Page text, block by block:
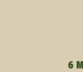
6